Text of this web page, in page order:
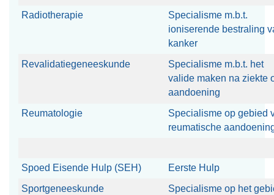
Radiotherapie
Specialisme m.b.t.
ioniserende bestraling
kanker
Revalidatiegeneeskunde
Specialisme m.b.t. het
valide maken na ziekte
aandoening
Reumatologie
Specialisme op gebied
reumatische
Spoed Eisende Hulp (SEH)
Eerste Hulp
Sportgeneeskunde
Specialisme op het